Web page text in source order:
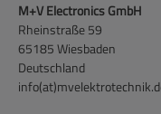
M+V Electronics GmbH
Rheinstraße 59
65185 Wiesbaden
Deutschland